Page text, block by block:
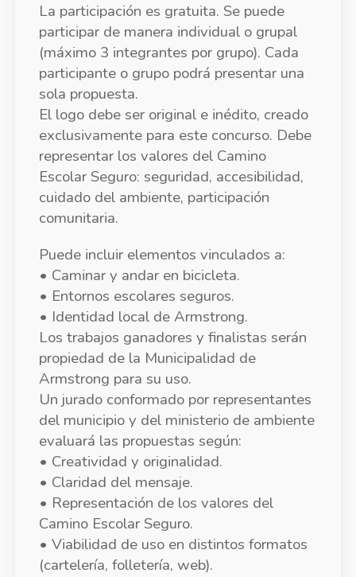
La participación es gratuita. Se puede
participar de manera individual o grupal
(máximo 3 integrantes por grupo). Cada
participante o grupo podrá presentar una
sola propuesta.
El logo debe ser original e inédito, creado
exclusivamente para este concurso. Debe
representar los valores del Camino
Escolar Seguro: seguridad, accesibilidad,
cuidado del ambiente, participación
comunitaria.
Puede incluir elementos vinculados a:
• Caminar y andar en bicicleta.
• Entornos escolares seguros.
• Identidad local de Armstrong.
Los trabajos ganadores y finalistas serán
propiedad de la Municipalidad de
Armstrong para su uso.
Un jurado conformado por representantes
del municipio y del ministerio de ambiente
evaluará las propuestas según:
• Creatividad y originalidad.
• Claridad del mensaje.
• Representación de los valores del
Camino Escolar Seguro.
• Viabilidad de uso en distintos formatos
(cartelería, folletería, web).